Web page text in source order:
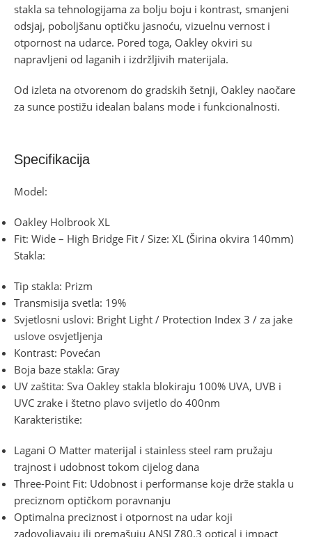
stakla sa tehnologijama za bolju boju i kontrast, smanjeni
odsjaj, poboljšanu optičku jasnoću, vizuelnu vernost i
otpornost na udarce. Pored toga, Oakley okviri su
napravljeni od laganih i izdržljivih materijala.
Od izleta na otvorenom do gradskih šetnji, Oakley naočare
za sunce postižu idealan balans mode i funkcionalnosti.
Specifikacija
Model:
Oakley Holbrook XL
Fit: Wide – High Bridge Fit / Size: XL (Širina okvira 140mm)
Stakla:
Tip stakla: Prizm
Transmisija svetla: 19%
Svjetlosni uslovi: Bright Light / Protection Index 3 / za jake
uslove osvjetljenja
Kontrast: Povećan
Boja baze stakla: Gray
UV zaštita: Sva Oakley stakla blokiraju 100% UVA, UVB i
UVC zrake i štetno plavo svijetlo do 400nm
Karakteristike:
Lagani O Matter materijal i stainless steel ram pružaju
trajnost i udobnost tokom cijelog dana
Three-Point Fit: Udobnost i performanse koje drže stakla u
preciznom optičkom poravnanju
Optimalna preciznost i otpornost na udar koji
zadovoljavaju ili premašuju ANSI Z80.3 optical i impact